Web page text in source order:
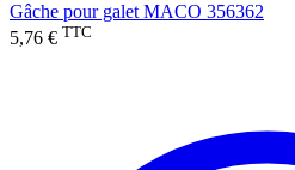
Gâche pour galet MACO 356362
5,76 € TTC